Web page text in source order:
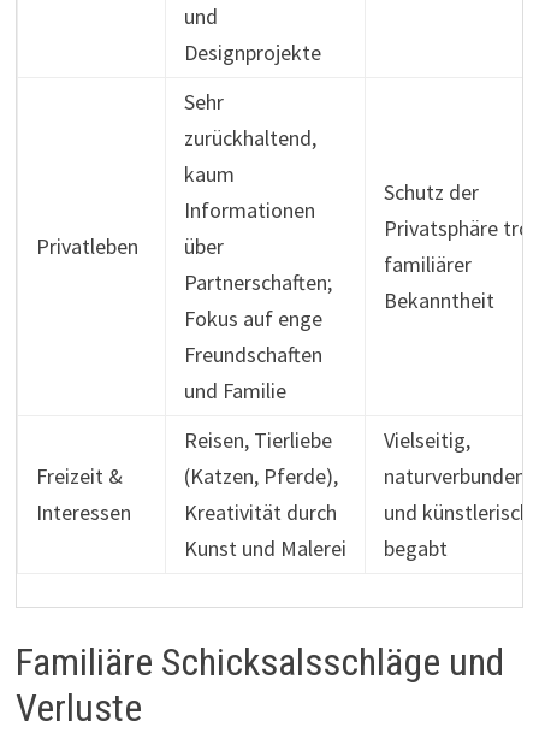
und
Designprojekte
Privatleben
Sehr
zurückhaltend,
kaum
Informationen
über
Partnerschaften;
Fokus auf enge
Freundschaften
und Familie
Schutz der
Privatsphäre
familiärer
Bekanntheit
Freizeit &
Interessen
Reisen, Tierliebe
(Katzen, Pferde),
Kreativität durch
Kunst und Malerei
Vielseitig,
naturverbunden
und künstlerisch
begabt
Familiäre Schicksalsschläge und
Verluste